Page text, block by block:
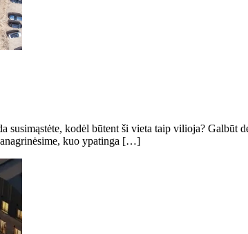
kodėl būtent ši vieta taip vilioja? Galbūt
kuo ypatinga […]